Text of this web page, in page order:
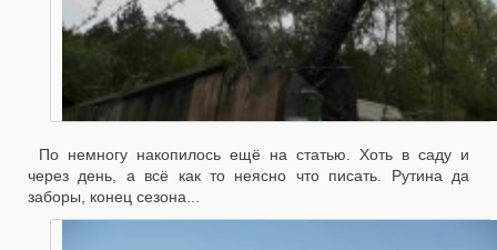
По немногу накопилось ещё на статью. Хоть в саду и
через день, а всё как то неясно что писать. Рутина да
заборы, конец сезона...